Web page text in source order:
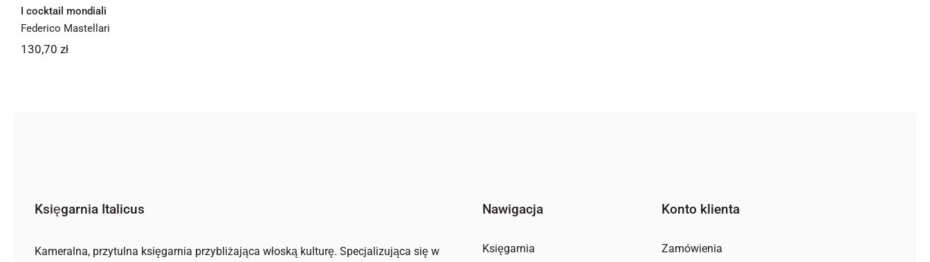
I cocktail mondiali
Federico Mastellari
130,70 zł
Księgarnia Italicus
Kameralna, przytulna księgarnia przybliżająca włoską kulturę. Specjalizująca się w
Nawigacja
Księgarnia
Konto klienta
Zamówienia